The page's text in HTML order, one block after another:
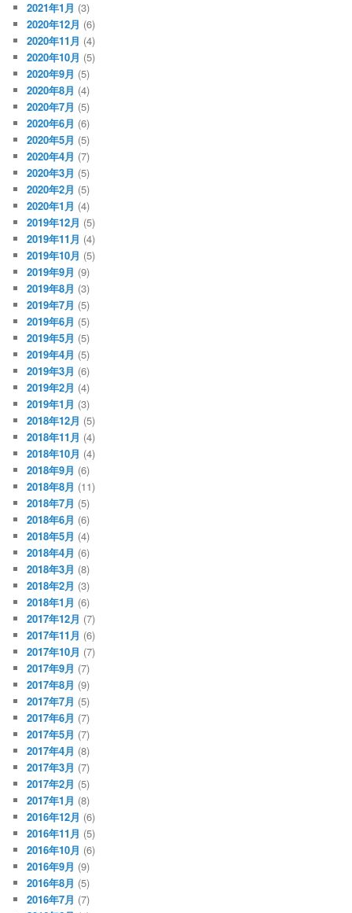
2021年1月 (3)
2020年12月 (6)
2020年11月 (4)
2020年10月 (5)
2020年9月 (5)
2020年8月 (4)
2020年7月 (5)
2020年6月 (6)
2020年5月 (5)
2020年4月 (7)
2020年3月 (5)
2020年2月 (5)
2020年1月 (4)
2019年12月 (5)
2019年11月 (4)
2019年10月 (5)
2019年9月 (9)
2019年8月 (3)
2019年7月 (5)
2019年6月 (5)
2019年5月 (5)
2019年4月 (5)
2019年3月 (6)
2019年2月 (4)
2019年1月 (3)
2018年12月 (5)
2018年11月 (4)
2018年10月 (4)
2018年9月 (6)
2018年8月 (11)
2018年7月 (5)
2018年6月 (6)
2018年5月 (4)
2018年4月 (6)
2018年3月 (8)
2018年2月 (3)
2018年1月 (6)
2017年12月 (7)
2017年11月 (6)
2017年10月 (7)
2017年9月 (7)
2017年8月 (9)
2017年7月 (5)
2017年6月 (7)
2017年5月 (7)
2017年4月 (8)
2017年3月 (7)
2017年2月 (5)
2017年1月 (8)
2016年12月 (6)
2016年11月 (5)
2016年10月 (6)
2016年9月 (9)
2016年8月 (5)
2016年7月 (7)